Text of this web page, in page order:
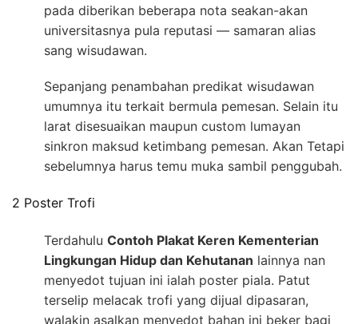
pada diberikan beberapa nota seakan-akan
universitasnya pula reputasi — samaran alias
sang wisudawan.
Sepanjang penambahan predikat wisudawan
umumnya itu terkait bermula pemesan. Selain itu
larat disesuaikan maupun custom lumayan
sinkron maksud ketimbang pemesan. Akan Tetapi
sebelumnya harus temu muka sambil penggubah.
2 Poster Trofi
Terdahulu Contoh Plakat Keren Kementerian
Lingkungan Hidup dan Kehutanan lainnya nan
menyedot tujuan ini ialah poster piala. Patut
terselip melacak trofi yang dijual dipasaran,
walakin asalkan menyedot bahan ini beker bagi